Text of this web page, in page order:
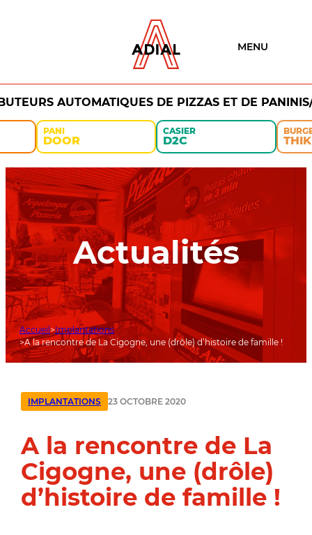
MENU
AUTOMATIQUES DE PIZZAS ET DE
PANI
DOOR
CASIER
D2C THIK
Actualités
Accueil
Implantations
A la rencontre de La Cigogne, une (drôle) d’histoire de famille !
IMPLANTATIONS 23 OCTOBRE 2020
A la rencontre de La
Cigogne, une (drôle)
d’histoire de famille !